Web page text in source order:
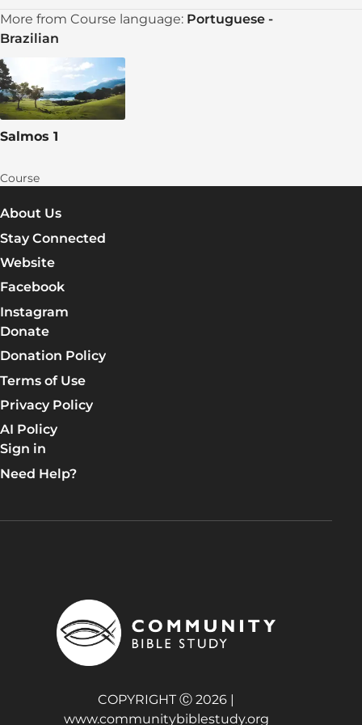
Dia 3 - Salmo 119:81-120
Dia 4 - Salmo 119:121-152
Dia 5 - Salmo 119:153-176
Dia 6 - Participe do grupo
Avalie o curso
More from Course language: Portuguese -
Brazilian
Salmos 1
Course
About Us
Stay Connected
Website
Facebook
Instagram
Donate
Donation Policy
Terms of Use
Privacy Policy
AI Policy
Sign in
Need Help?
COPYRIGHT Ⓒ 2026 |
www.communitybiblestudy.org